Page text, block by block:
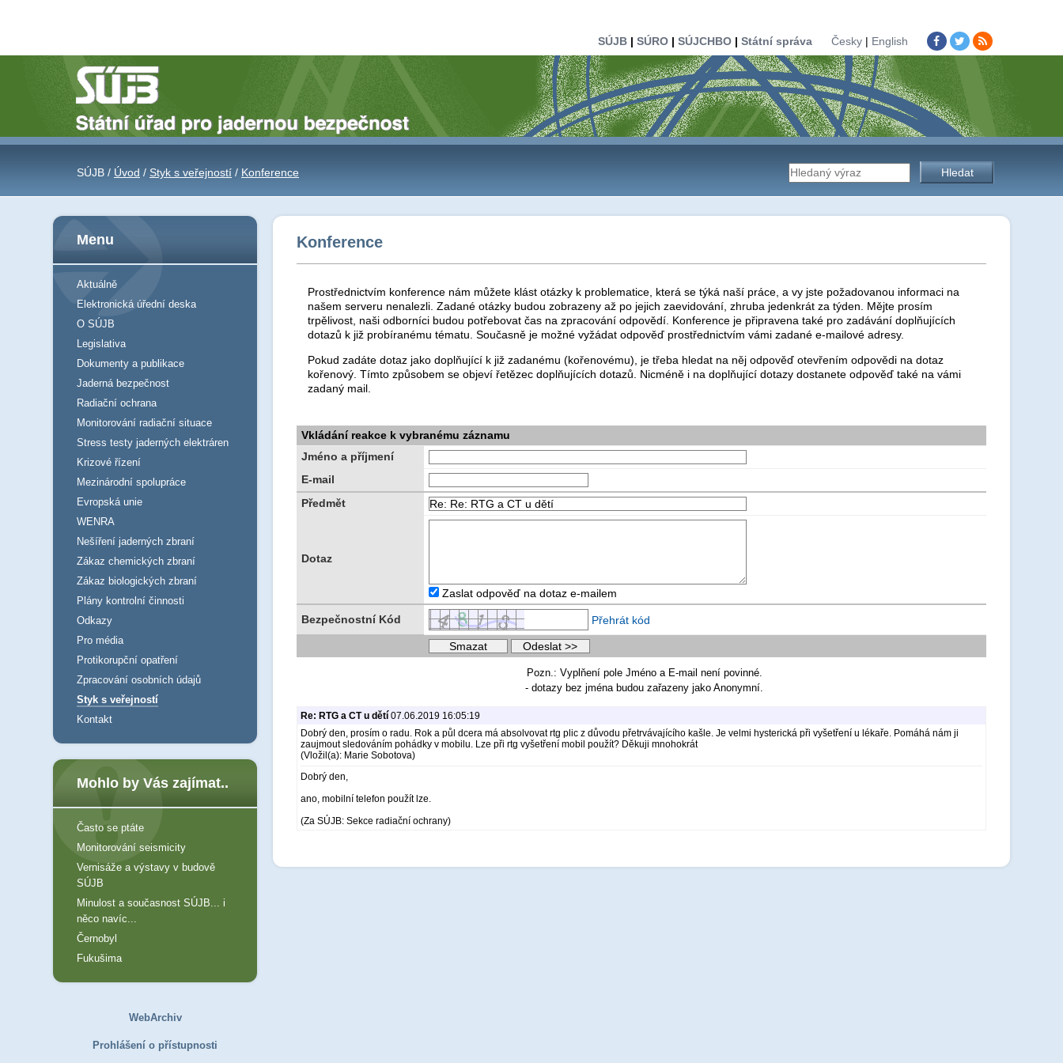
SÚJB| SÚRO| SÚJCHBO| Státní správa Česky| English
SÚJB / Úvod / Styk s veřejností / Konference Vyhledávání
úřadu
Konference
Prostřednictvím konference nám můžete klást otázky k problematice, která se týká naší práce, a vy jste požadovanou informaci na
našem serveru nenalezli. Zadané otázky budou zobrazeny až po jejich zaevidování, zhruba jedenkrát za týden. Mějte prosím
trpělivost, naši odborníci budou potřebovat čas na zpracování odpovědí. Konference je připravena také pro zadávání doplňujících
dotazů k již probíranému tématu. Současně je možné vyžádat odpověď prostřednictvím vámi zadané e-mailové adresy.
Pokud zadáte dotaz jako doplňující k již zadanému (kořenovému), je třeba hledat na něj odpověď otevřením odpovědi na dotaz
kořenový. Tímto způsobem se objeví řetězec doplňujících dotazů. Nicméně i na doplňující dotazy dostanete odpověď také na vámi
zadaný mail.
Vkládání reakce k vybranému záznamu
Jméno a příjmení
E-mail
Předmět
Dotaz
Zaslat odpověď na dotaz e-mailem
Bezpečnostní Kód Přehrát kód
Pozn.: Vyplňení pole Jméno a E-mail není povinné.
- dotazy bez jména budou zařazeny jako Anonymní.
Re: RTG a CT u dětí 07.06.2019 16:05:19
Dobrý den, prosím o radu. Rok a půl dcera má absolvovat rtg plic z důvodu přetrvávajícího kašle. Je velmi hysterická při vyšetření u lékaře. Pomáhá nám ji
zaujmout sledováním pohádky v mobilu. Lze při rtg vyšetření mobil použít? Děkuji mnohokrát
(Vložil(a): Marie Sobotova)
Dobrý den,
ano, mobilní telefon použít lze.
(Za SÚJB: Sekce radiační ochrany)
Menu
Aktuálně
Elektronická úřední deska
O SÚJB
Legislativa
Dokumenty a publikace
Jaderná bezpečnost
Radiační ochrana
Monitorování radiační situace
Stress testy jaderných elektráren
Krizové řízení
Mezinárodní spolupráce
Evropská unie
WENRA
Nešíření jaderných zbraní
Zákaz chemických zbraní
Zákaz biologických zbraní
Plány kontrolní činnosti
Odkazy
Pro média
Protikorupční opatření
Zpracování osobních údajů
Styk s veřejností
Kontakt
Mohlo by Vás zajímat..
Často se ptáte
Monitorování seismicity
Vernisáže a výstavy v budově
SÚJB
Minulost a současnost SÚJB... i
něco navíc...
Černobyl
Fukušima
WebArchiv
Prohlášení o přístupnosti